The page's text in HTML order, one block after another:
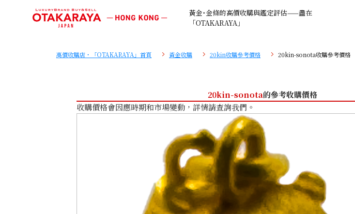
黃金･金條的高價收購與鑑定評估——盡在
「OTAKARAYA」
高價收購店・「OTAKARAYA」首頁 黃金收購 20kin收購參考價格 20kin-sonota收購參考價格
20kin-sonota的參考收購價格
收購價格會因應時期和市場變動，詳情請查詢我們。